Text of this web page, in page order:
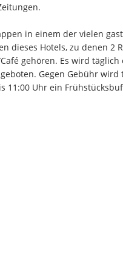
in einem der vielen
dieses Hotels, zu denen 2
gehören. Es wird
Gegen Gebühr wird
11:00 Uhr ein